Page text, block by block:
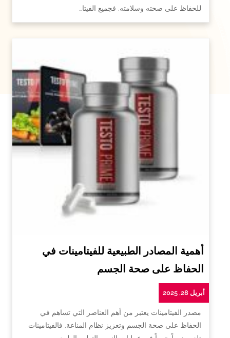
للحفاظ على صحته وسلامته. فجميع الفيتا…
أهمية المصادر الطبيعية للفيتامينات في
الحفاظ على صحة الجسم
أبريل 28, 2025
مصدر الفيتامينات يعتبر من أهم العناصر التي تساهم في
الحفاظ على صحة الجسم وتعزيز نظام المناعة. فالفيتامينات